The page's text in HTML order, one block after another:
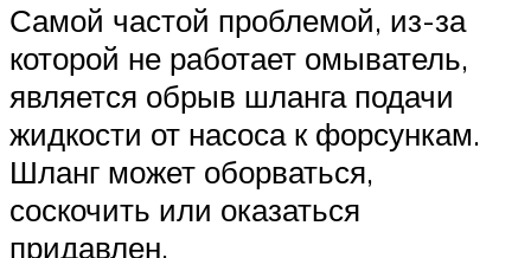
Самой частой проблемой, из-за
которой не работает омыватель,
является обрыв шланга подачи
жидкости от насоса к форсункам.
Шланг может оборваться,
соскочить или оказаться
придавлен.